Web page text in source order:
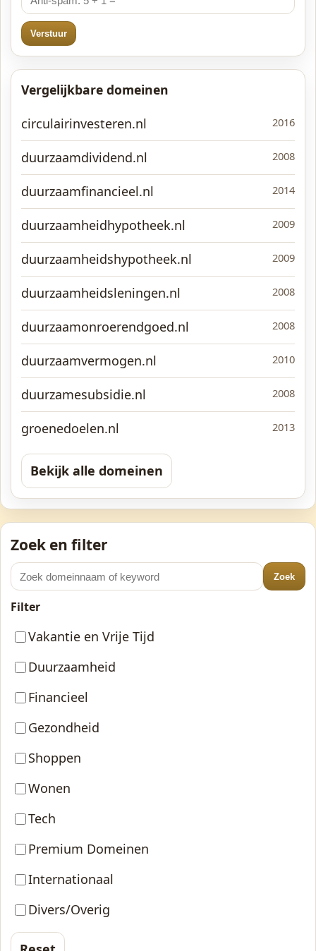
Verstuur
Vergelijkbare domeinen
circulairinvesteren.nl
2016
duurzaamdividend.nl 2008
duurzaamfinancieel.nl 2014
duurzaamheidhypotheek.nl 2009
duurzaamheidshypotheek.nl 2009
duurzaamheidsleningen.nl 2008
duurzaamonroerendgoed.nl 2008
duurzaamvermogen.nl 2010
duurzamesubsidie.nl 2008
groenedoelen.nl 2013
Bekijk alle domeinen
Zoek en filter
Zoek
Filter
Vakantie en Vrije Tijd
Duurzaamheid
Financieel
Gezondheid
Shoppen
Wonen
Tech
Premium Domeinen
Internationaal
Divers/Overig